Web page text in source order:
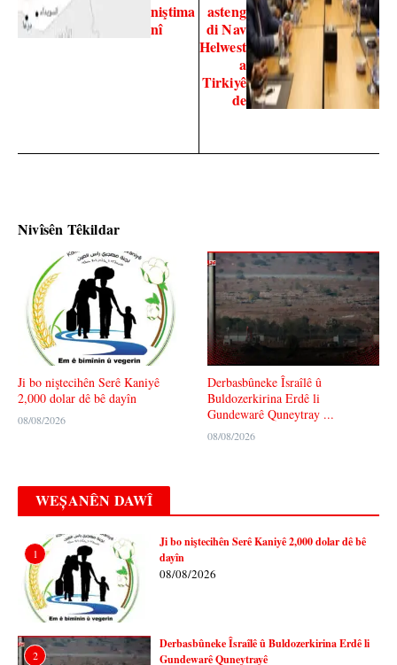
niştima
nî
asteng
di Nav
Helwest
a
Tirkiyê
de
Nivîsên Têkildar
Ji bo niştecihên Serê Kaniyê
2,000 dolar dê bê dayîn
08/08/2026
Derbasbûneke Îsraîlê û
Buldozerkirina Erdê li
Gundewarê Quneytray ...
08/08/2026
WEȘANÊN DAWÎ
1
Ji bo niştecihên Serê Kaniyê 2,000 dolar dê bê
dayîn
08/08/2026
2
Derbasbûneke Îsraîlê û Buldozerkirina Erdê li
Gundewarê Quneytrayê